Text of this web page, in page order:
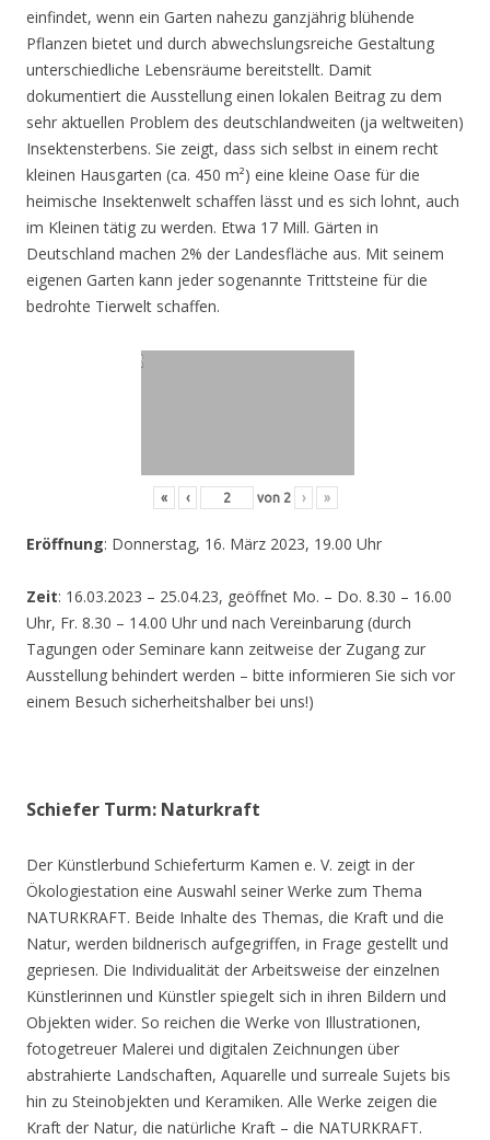
einfindet, wenn ein Garten nahezu ganzjährig blühende
Pflanzen bietet und durch abwechslungsreiche Gestaltung
unterschiedliche Lebensräume bereitstellt. Damit
dokumentiert die Ausstellung einen lokalen Beitrag zu dem
sehr aktuellen Problem des deutschlandweiten (ja weltweiten)
Insektensterbens. Sie zeigt, dass sich selbst in einem recht
kleinen Hausgarten (ca. 450 m²) eine kleine Oase für die
heimische Insektenwelt schaffen lässt und es sich lohnt, auch
im Kleinen tätig zu werden. Etwa 17 Mill. Gärten in
Deutschland machen 2% der Landesfläche aus. Mit seinem
eigenen Garten kann jeder sogenannte Trittsteine für die
bedrohte Tierwelt schaffen.
« ‹ von 2 › »
Eröffnung: Donnerstag, 16. März 2023, 19.00 Uhr
Zeit: 16.03.2023 – 25.04.23, geöffnet Mo. – Do. 8.30 – 16.00
Uhr, Fr. 8.30 – 14.00 Uhr und nach Vereinbarung (durch
Tagungen oder Seminare kann zeitweise der Zugang zur
Ausstellung behindert werden – bitte informieren Sie sich vor
einem Besuch sicherheitshalber bei uns!)
Schiefer Turm: Naturkraft
Der Künstlerbund Schieferturm Kamen e. V. zeigt in der
Ökologiestation eine Auswahl seiner Werke zum Thema
NATURKRAFT. Beide Inhalte des Themas, die Kraft und die
Natur, werden bildnerisch aufgegriffen, in Frage gestellt und
gepriesen. Die Individualität der Arbeitsweise der einzelnen
Künstlerinnen und Künstler spiegelt sich in ihren Bildern und
Objekten wider. So reichen die Werke von Illustrationen,
fotogetreuer Malerei und digitalen Zeichnungen über
abstrahierte Landschaften, Aquarelle und surreale Sujets bis
hin zu Steinobjekten und Keramiken. Alle Werke zeigen die
Kraft der Natur, die natürliche Kraft – die NATURKRAFT.